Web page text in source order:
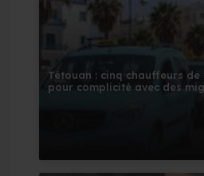
Tétouan : cinq chauffeurs de
pour complicité avec des